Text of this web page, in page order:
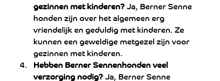
gezinnen met kinderen? Ja, Berner Senne
honden zijn over het algemeen erg
vriendelijk en geduldig met kinderen. Ze
kunnen een geweldige metgezel zijn voor
gezinnen met kinderen.
Hebben Berner Sennenhonden veel
verzorging nodig? Ja, Berner Senne